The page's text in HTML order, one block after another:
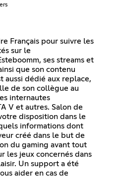
Français pour suivre les
sur le
ses streams et
que son contenu
aussi dédié aux replace,
de son collègue au
internautes
V et autres. Salon de
disposition dans le
informations dont
créé dans le but de
du gaming avant tout
les jeux concernés dans
Un support a été
aider en cas de